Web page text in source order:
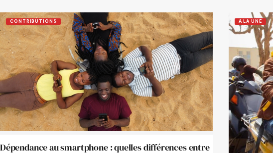
CONTRIBUTIONS
Dépendance au smartphone : quelles différences entre
A LA UNE